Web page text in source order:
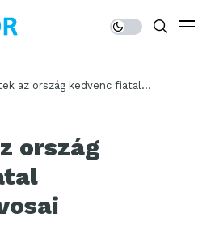
az ország kedvenc fiatal
ország